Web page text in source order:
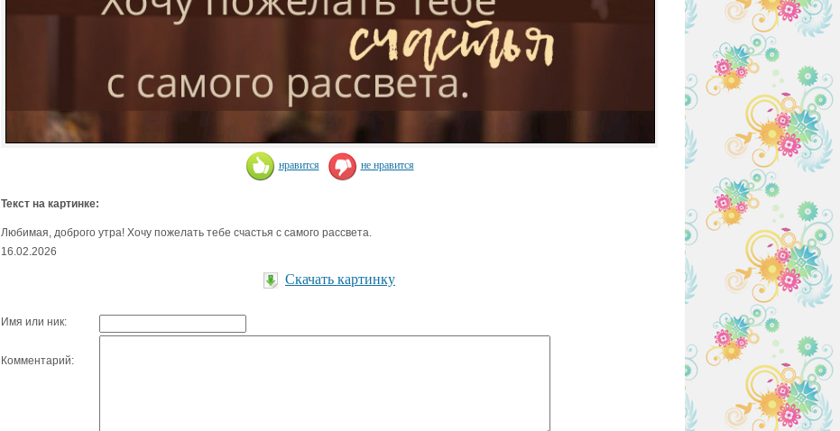
нравится не нравится
Текст на картинке:
Любимая, доброго утра! Хочу пожелать тебе счастья с самого рассвета.
16.02.2026
Скачать картинку
Имя или ник:
Комментарий: